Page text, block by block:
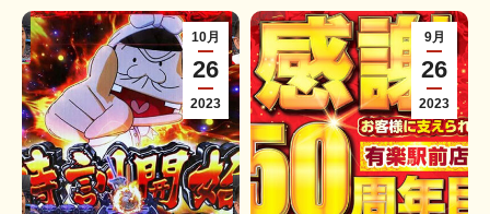
10月
26
2023
9月
26
2023